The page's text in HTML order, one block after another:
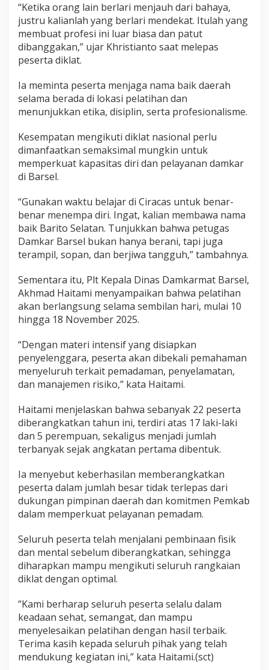
“Ketika orang lain berlari menjauh dari bahaya,
justru kalianlah yang berlari mendekat. Itulah yang
membuat profesi ini luar biasa dan patut
dibanggakan,” ujar Khristianto saat melepas
peserta diklat.
Ia meminta peserta menjaga nama baik daerah
selama berada di lokasi pelatihan dan
menunjukkan etika, disiplin, serta profesionalisme.
Kesempatan mengikuti diklat nasional perlu
dimanfaatkan semaksimal mungkin untuk
memperkuat kapasitas diri dan pelayanan damkar
di Barsel.
“Gunakan waktu belajar di Ciracas untuk benar-
benar menempa diri. Ingat, kalian membawa nama
baik Barito Selatan. Tunjukkan bahwa petugas
Damkar Barsel bukan hanya berani, tapi juga
terampil, sopan, dan berjiwa tangguh,” tambahnya.
Sementara itu, Plt Kepala Dinas Damkarmat Barsel,
Akhmad Haitami menyampaikan bahwa pelatihan
akan berlangsung selama sembilan hari, mulai 10
hingga 18 November 2025.
“Dengan materi intensif yang disiapkan
penyelenggara, peserta akan dibekali pemahaman
menyeluruh terkait pemadaman, penyelamatan,
dan manajemen risiko,” kata Haitami.
Haitami menjelaskan bahwa sebanyak 22 peserta
diberangkatkan tahun ini, terdiri atas 17 laki-laki
dan 5 perempuan, sekaligus menjadi jumlah
terbanyak sejak angkatan pertama dibentuk.
Ia menyebut keberhasilan memberangkatkan
peserta dalam jumlah besar tidak terlepas dari
dukungan pimpinan daerah dan komitmen Pemkab
dalam memperkuat pelayanan pemadam.
Seluruh peserta telah menjalani pembinaan fisik
dan mental sebelum diberangkatkan, sehingga
diharapkan mampu mengikuti seluruh rangkaian
diklat dengan optimal.
“Kami berharap seluruh peserta selalu dalam
keadaan sehat, semangat, dan mampu
menyelesaikan pelatihan dengan hasil terbaik.
Terima kasih kepada seluruh pihak yang telah
mendukung kegiatan ini,” kata Haitami.(sct)